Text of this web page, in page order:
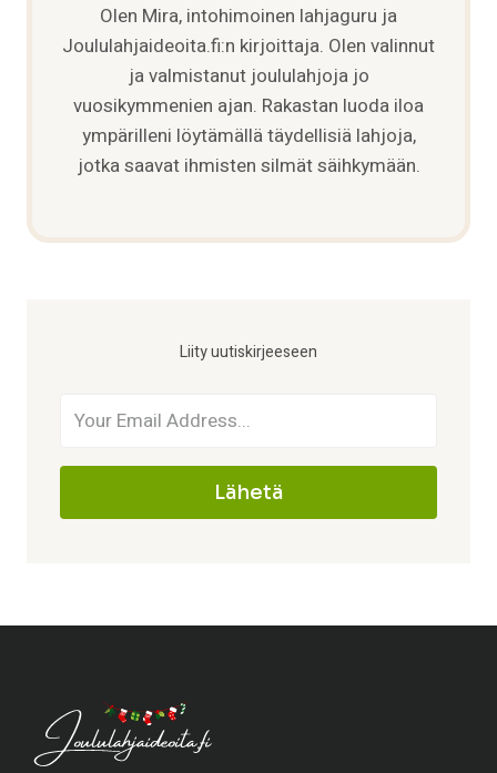
Olen Mira, intohimoinen lahjaguru ja
Joululahjaideoita.fi:n kirjoittaja. Olen valinnut
ja valmistanut joululahjoja jo
vuosikymmenien ajan. Rakastan luoda iloa
ympärilleni löytämällä täydellisiä lahjoja,
jotka saavat ihmisten silmät säihkymään.
Liity uutiskirjeeseen
Lähetä